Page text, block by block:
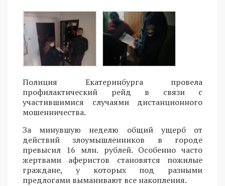
Полиция Екатеринбурга провела
профилактический рейд в связи с
участившимися случаями дистанционного
мошенничества.
За минувшую неделю общий ущерб от
действий злоумышленников в городе
превысил 16 млн. рублей. Особенно часто
жертвами аферистов становятся пожилые
граждане, у которых под разными
предлогами выманивают все накопления.